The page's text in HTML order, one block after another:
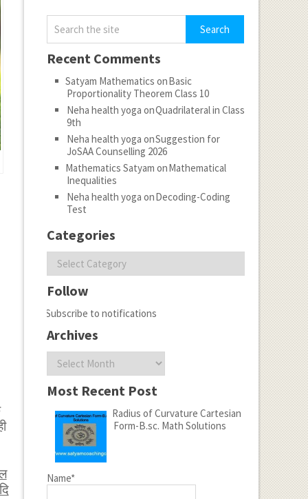
Recent Comments
Satyam Mathematics onBasic
Proportionality Theorem Class 10
Neha health yoga onQuadrilateral in Class
9th
Neha health yoga onSuggestion for
JoSAA Counselling 2026
Mathematics Satyam onMathematical
Inequalities
Neha health yoga onDecoding-Coding
Test
Categories
Categories
Follow
Subscribe to notifications
Archives
Archives
Most Recent Post
Radius of Curvature Cartesian
Form-B.sc. Math Solutions
Name*